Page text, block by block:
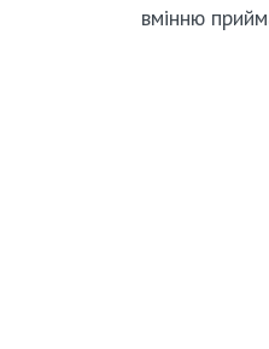
вмінню